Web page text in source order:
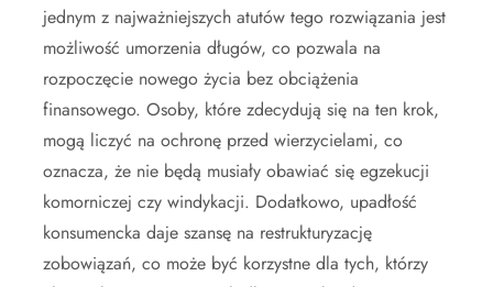
jednym z najważniejszych atutów tego rozwiązania jest
możliwość umorzenia długów, co pozwala na
rozpoczęcie nowego życia bez obciążenia
finansowego. Osoby, które zdecydują się na ten krok,
mogą liczyć na ochronę przed wierzycielami, co
oznacza, że nie będą musiały obawiać się egzekucji
komorniczej czy windykacji. Dodatkowo, upadłość
konsumencka daje szansę na restrukturyzację
zobowiązań, co może być korzystne dla tych, którzy